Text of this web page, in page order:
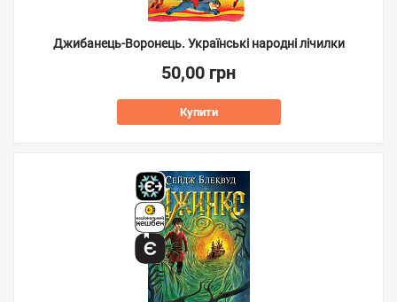
Джибанець-Воронець. Українські народні лічилки
50,00 грн
Купити